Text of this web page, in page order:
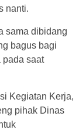
nanti.
sama dibidang
bagus bagi
pada saat
Kegiatan Kerja,
pihak Dinas